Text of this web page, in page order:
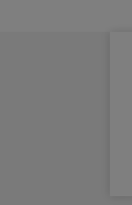
wechseln, ohne
Download